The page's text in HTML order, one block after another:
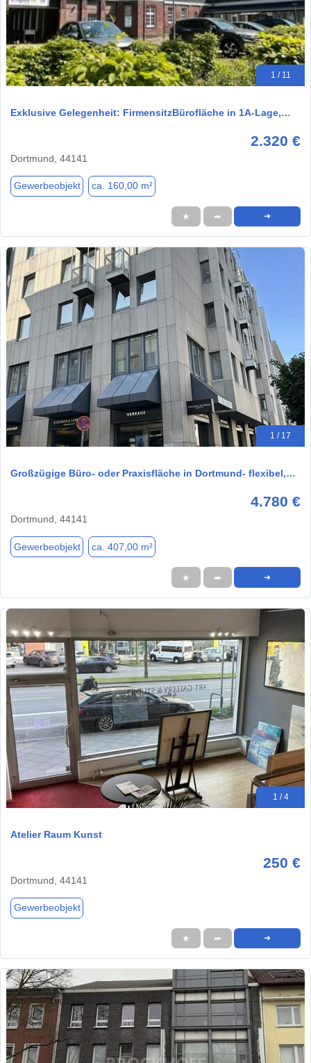
1 / 11
Exklusive Gelegenheit: FirmensitzBürofläche in 1A-Lage,…
2.320 €
Dortmund, 44141
Gewerbeobjekt ca. 160,00 m²
★ ➦ ➜
1 / 17
Großzügige Büro- oder Praxisfläche in Dortmund- flexibel,…
4.780 €
Dortmund, 44141
Gewerbeobjekt ca. 407,00 m²
★ ➦ ➜
1 / 4
Atelier Raum Kunst
250 €
Dortmund, 44141
Gewerbeobjekt
★ ➦ ➜